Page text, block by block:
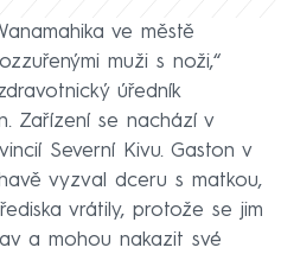
ve městě
muži s noži,“
úředník
Zařízení se nachází v
Severní Kivu. Gaston v
vyzval dceru s matkou,
vrátily, protože se jim
a mohou nakazit své